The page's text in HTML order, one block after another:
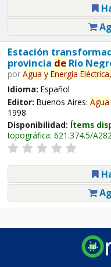
Estación
provincia deRío
por Agua y Energía Eléctrica,
Idioma: Español
Editor: Buenos Aires: Agua
1998
Disponibilidad: Ítems
topográfica: 621.374.5/